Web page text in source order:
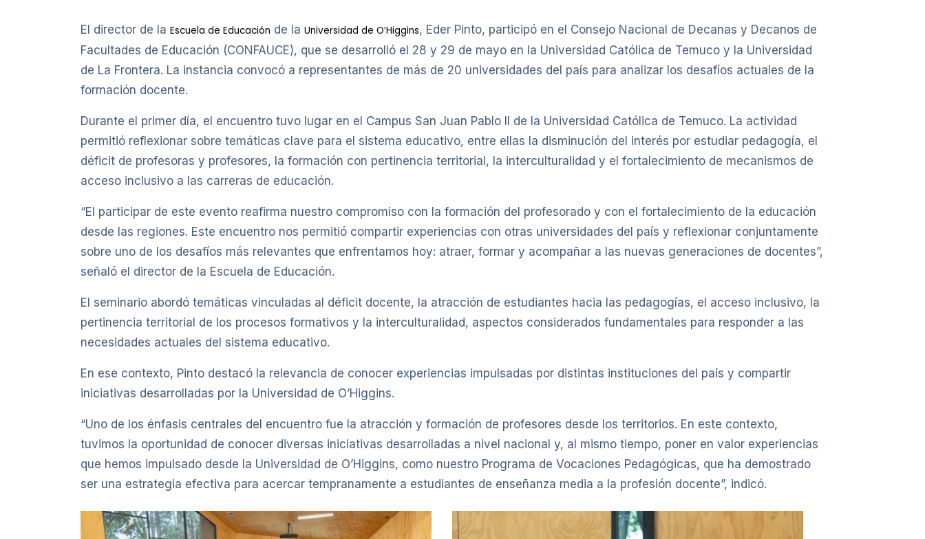
El director de la Escuela de Educación de la Universidad de O’Higgins, Eder Pinto, participó en el Consejo Nacional de Decanas y Decanos de
Facultades de Educación (CONFAUCE), que se desarrolló el 28 y 29 de mayo en la Universidad Católica de Temuco y la Universidad
de La Frontera. La instancia convocó a representantes de más de 20 universidades del país para analizar los desafíos actuales de la
formación docente.
Durante el primer día, el encuentro tuvo lugar en el Campus San Juan Pablo II de la Universidad Católica de Temuco. La actividad
permitió reflexionar sobre temáticas clave para el sistema educativo, entre ellas la disminución del interés por estudiar pedagogía, el
déficit de profesoras y profesores, la formación con pertinencia territorial, la interculturalidad y el fortalecimiento de mecanismos de
acceso inclusivo a las carreras de educación.
“El participar de este evento reafirma nuestro compromiso con la formación del profesorado y con el fortalecimiento de la educación
desde las regiones. Este encuentro nos permitió compartir experiencias con otras universidades del país y reflexionar conjuntamente
sobre uno de los desafíos más relevantes que enfrentamos hoy: atraer, formar y acompañar a las nuevas generaciones de docentes”,
señaló el director de la Escuela de Educación.
El seminario abordó temáticas vinculadas al déficit docente, la atracción de estudiantes hacia las pedagogías, el acceso inclusivo, la
pertinencia territorial de los procesos formativos y la interculturalidad, aspectos considerados fundamentales para responder a las
necesidades actuales del sistema educativo.
En ese contexto, Pinto destacó la relevancia de conocer experiencias impulsadas por distintas instituciones del país y compartir
iniciativas desarrolladas por la Universidad de O’Higgins.
“Uno de los énfasis centrales del encuentro fue la atracción y formación de profesores desde los territorios. En este contexto,
tuvimos la oportunidad de conocer diversas iniciativas desarrolladas a nivel nacional y, al mismo tiempo, poner en valor experiencias
que hemos impulsado desde la Universidad de O’Higgins, como nuestro Programa de Vocaciones Pedagógicas, que ha demostrado
ser una estrategia efectiva para acercar tempranamente a estudiantes de enseñanza media a la profesión docente”, indicó.